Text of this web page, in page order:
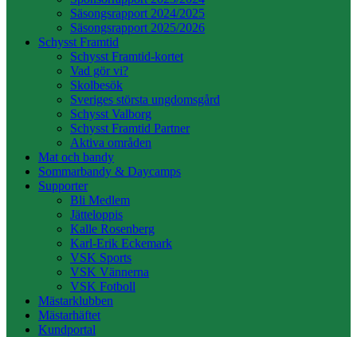
Säsongsrapport 2024/2025
Säsongsrapport 2025/2026
Schysst Framtid
Schysst Framtid-kortet
Vad gör vi?
Skolbesök
Sveriges största ungdomsgård
Schysst Valborg
Schysst Framtid Partner
Aktiva områden
Mat och bandy
Sommarbandy & Daycamps
Supporter
Bli Medlem
Jätteloppis
Kalle Rosenberg
Karl-Erik Eckemark
VSK Sports
VSK Vännerna
VSK Fotboll
Mästarklubben
Mästarhäftet
Kundportal